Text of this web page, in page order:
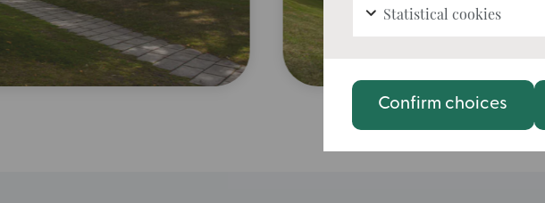
Statistical cookies
Confirm choices